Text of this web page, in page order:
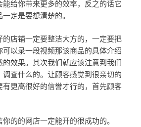
给你带来更多的效率，反之的话它
定是要想清楚的。
店铺一定要整洁大方的，一定要把
以录一段视频那该商品的具体介绍
效果。其次我们就应该注意到我们
查什么的。让顾客感觉到很亲切的
更高很好的信誉才行的，首先顾客
的的网店一定能开的很成功的。